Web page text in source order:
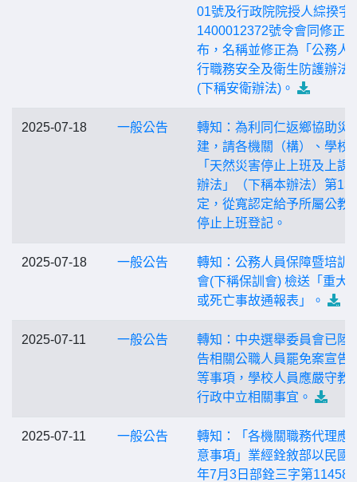
01號及行政院院授人綜揆字
1400012372號令會同修正發
布，名稱並修正為「公務人
行職務安全及衛生防護辦法
(下稱安衛辦法)。
2025-07-18 一般公告
轉知：為利同仁返鄉協助災
建，請各機關（構）、學校
「天然災害停止上班及上課
辦法」（下稱本辦法）第13
定，從寬認定給予所屬公教
停止上班登記。
2025-07-18 一般公告
轉知：公務人員保障暨培訓
會(下稱保訓會) 檢送「重大
或死亡事故通報表」。
2025-07-11 一般公告
轉知：中央選舉委員會已陸
告相關公職人員罷免案宣告
等事項，學校人員應嚴守教
行政中立相關事宜。
2025-07-11 一般公告
轉知：「各機關職務代理應
意事項」業經銓敘部以民國
年7月3日部銓三字第